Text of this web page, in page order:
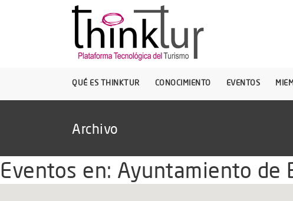
QUÉ ES THINKTUR CONOCIMIENTO EVENTOS
Archivo
Eventos en: Ayuntamiento de